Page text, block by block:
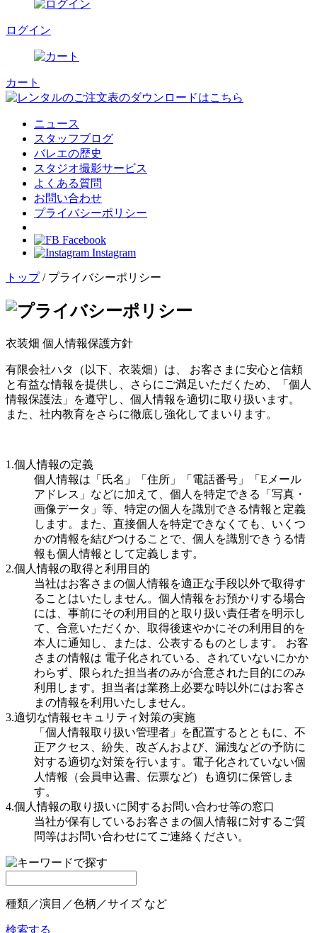
ログイン
カート
ニュース
スタッフブログ
バレエの歴史
スタジオ撮影サービス
よくある質問
お問い合わせ
プライバシーポリシー
Facebook
Instagram
トップ/ プライバシーポリシー
衣装畑 個人情報保護方針
有限会社ハタ（以下、衣装畑）は、 お客さまに安心と信頼
と有益な情報を提供し、さらにご満足いただくため、「個人
情報保護法」を遵守し、個人情報を適切に取り扱います。
また、社内教育をさらに徹底し強化してまいります。
1.個人情報の定義
個人情報は「氏名」「住所」「電話番号」「Eメール
アドレス」などに加えて、個人を特定できる「写真・
画像データ」等、特定の個人を識別できる情報と定義
します。また、直接個人を特定できなくても、いくつ
かの情報を結びつけることで、個人を識別できうる情
報も個人情報として定義します。
2.個人情報の取得と利用目的
当社はお客さまの個人情報を適正な手段以外で取得す
ることはいたしません。個人情報をお預かりする場合
には、事前にその利用目的と取り扱い責任者を明示し
て、合意いただくか、取得後速やかにその利用目的を
本人に通知し、または、公表するものとします。 お客
さまの情報は 電子化されている、されていないにかか
わらず、限られた担当者のみが合意された目的にのみ
利用します。担当者は業務上必要な時以外にはお客さ
まの情報を利用いたしません。
3.適切な情報セキュリティ対策の実施
「個人情報取り扱い管理者」を配置するとともに、不
正アクセス、紛失、改ざんおよび、漏洩などの予防に
対する適切な対策を行います。電子化されていない個
人情報（会員申込書、伝票など）も適切に保管しま
す。
4.個人情報の取り扱いに関するお問い合わせ等の窓口
当社が保有しているお客さまの個人情報に対するご質
問等はお問い合わせにてご連絡ください。
種類／演目／色柄／サイズ など
検索する